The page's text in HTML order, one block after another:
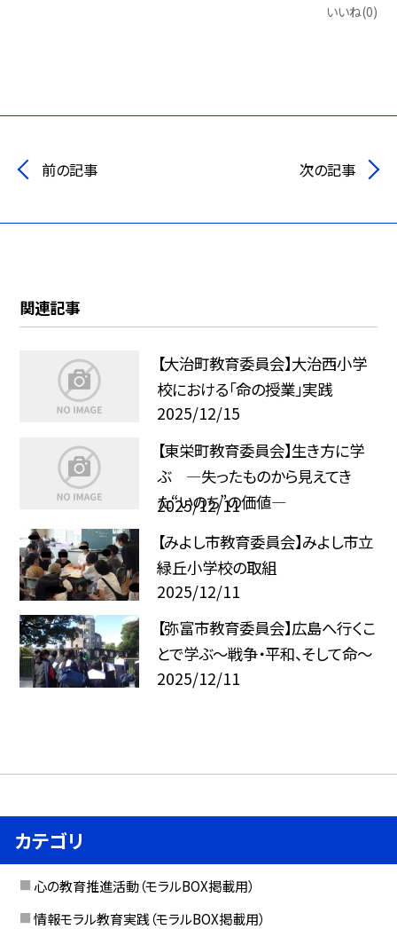
いいね(0)
前の記事 次の記事
関連記事
【大治町教育委員会】大治西小学
校における「命の授業」実践
2025/12/15
【東栄町教育委員会】生き方に学
ぶ ―失ったものから見えてき
た“いのち”の価値―
2025/12/11
【みよし市教育委員会】みよし市立
緑丘小学校の取組
2025/12/11
【弥富市教育委員会】広島へ行くこ
とで学ぶ～戦争・平和、そして命～
2025/12/11
カテゴリ
心の教育推進活動（モラルBOX掲載用）
情報モラル教育実践（モラルBOX掲載用）